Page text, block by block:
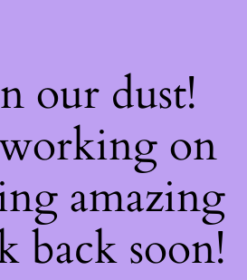
our dust!
on
amazing
back soon!